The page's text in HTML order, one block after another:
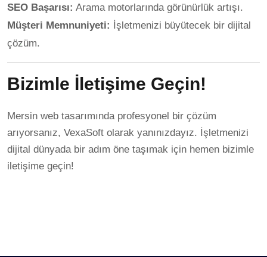
SEO Başarısı: Arama motorlarında görünürlük artışı.
Müşteri Memnuniyeti: İşletmenizi büyütecek bir dijital
çözüm.
Bizimle İletişime Geçin!
Mersin web tasarımında profesyonel bir çözüm
arıyorsanız, VexaSoft olarak yanınızdayız. İşletmenizi
dijital dünyada bir adım öne taşımak için hemen bizimle
iletişime geçin!